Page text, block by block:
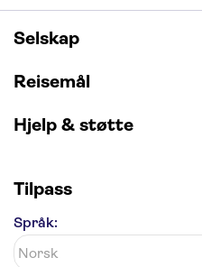
Alcatraz
Alhambra
Anne Franks hus
Blue Lagoon
Selskap
Reisemål
Hjelp & støtte
Tilpass
Språk: